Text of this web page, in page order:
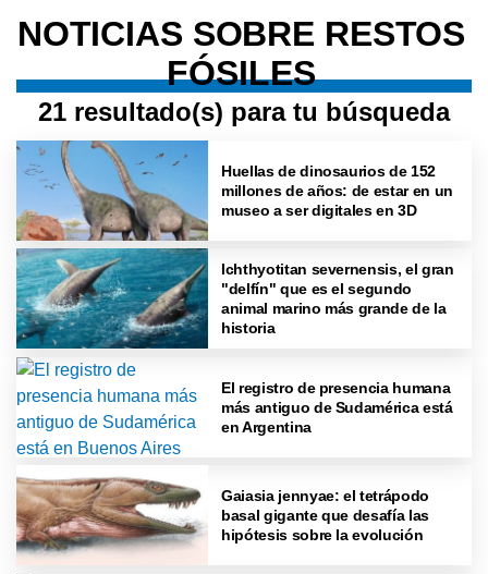
NOTICIAS SOBRE RESTOS
FÓSILES
21 resultado(s) para tu búsqueda
Huellas de dinosaurios de 152
millones de años: de estar en un
museo a ser digitales en 3D
Ichthyotitan severnensis, el gran
"delfín" que es el segundo
animal marino más grande de la
historia
El registro de presencia humana
más antiguo de Sudamérica está
en Argentina
Gaiasia jennyae: el tetrápodo
basal gigante que desafía las
hipótesis sobre la evolución